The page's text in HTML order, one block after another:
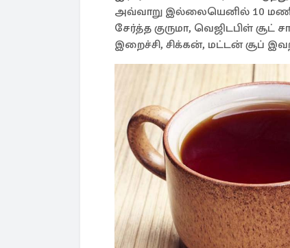
அவ்வாறு இல்லையெனில் 10
சேர்த்த குருமா, வெஜிடபிள்
இறைச்சி, சிக்கன், மட்டன் சூப்